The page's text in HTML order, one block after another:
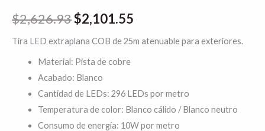
$2,626.93$2,101.55
Tira LED extraplana COB de 25m atenuable para exteriores.
Material: Pista de cobre
Acabado: Blanco
Cantidad de LEDs: 296 LEDs por metro
Temperatura de color: Blanco cálido / Blanco neutro
Consumo de energía: 10W por metro
para